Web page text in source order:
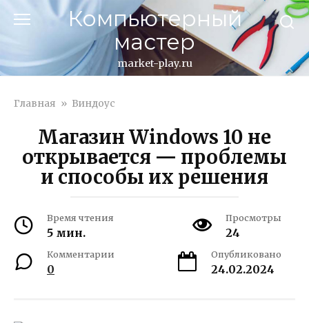
Перейти
Компьютерный
мастер
market-play.ru
Главная » Виндоус
Магазин Windows 10 не
открывается — проблемы
и способы их решения
Время чтения
5 мин.
Просмотры
24
Комментарии
0
Опубликовано
24.02.2024